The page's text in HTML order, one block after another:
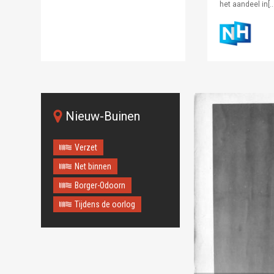
het aandeel
Nieuw-Buinen
Verzet
Net binnen
Borger-Odoorn
Tijdens de oorlog